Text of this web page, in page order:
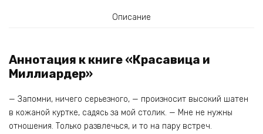
Описание
Аннотация к книге «Красавица и
Миллиардер»
— Запомни, ничего серьезного, — произносит высокий шатен
в кожаной куртке, садясь за мой столик. — Мне не нужны
отношения. Только развлечься, и то на пару встреч.